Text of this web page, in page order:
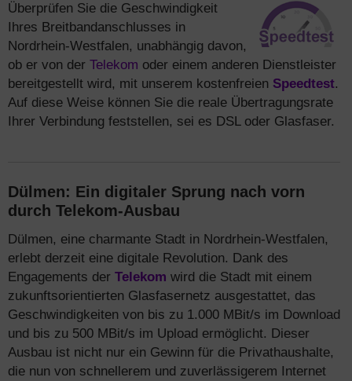
Überprüfen Sie die Geschwindigkeit
Ihres Breitbandanschlusses in
Nordrhein-Westfalen, unabhängig davon,
ob er von der Telekom oder einem anderen Dienstleister
bereitgestellt wird, mit unserem kostenfreien Speedtest.
Auf diese Weise können Sie die reale Übertragungsrate
Ihrer Verbindung feststellen, sei es DSL oder Glasfaser.
Dülmen: Ein digitaler Sprung nach vorn
durch Telekom-Ausbau
Dülmen, eine charmante Stadt in Nordrhein-Westfalen,
erlebt derzeit eine digitale Revolution. Dank des
Engagements der Telekom wird die Stadt mit einem
zukunftsorientierten Glasfasernetz ausgestattet, das
Geschwindigkeiten von bis zu 1.000 MBit/s im Download
und bis zu 500 MBit/s im Upload ermöglicht. Dieser
Ausbau ist nicht nur ein Gewinn für die Privathaushalte,
die nun von schnellerem und zuverlässigerem Internet